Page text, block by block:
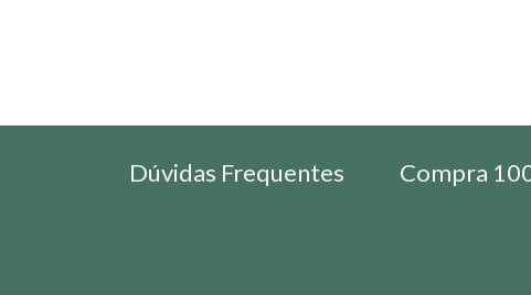
Dúvidas Frequentes Compra